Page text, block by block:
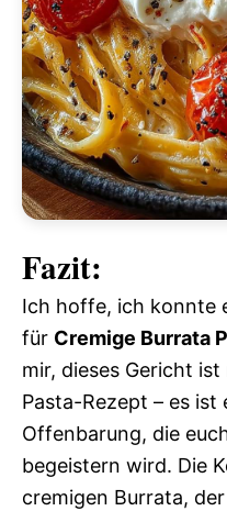
Fazit:
Ich hoffe, ich konnte
für Cremige Burrata
mir, dieses Gericht
Pasta-Rezept – es ist
Offenbarung, die
begeistern wird. Die
cremigen Burrata,